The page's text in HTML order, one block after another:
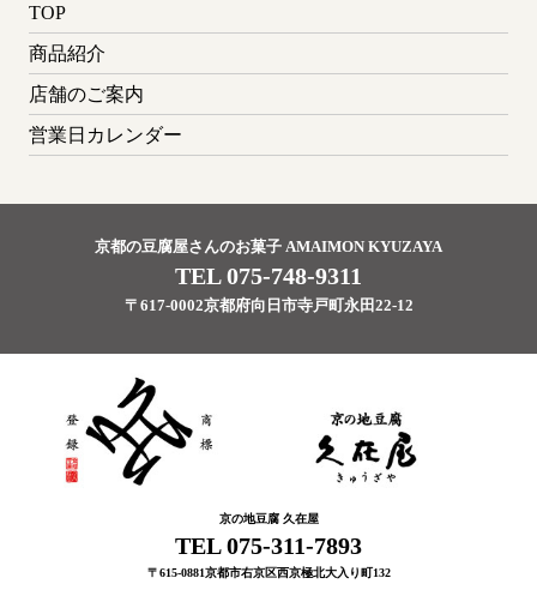
TOP
商品紹介
店舗のご案内
営業日カレンダー
京都の豆腐屋さんのお菓子 AMAIMON KYUZAYA
TEL 075-748-9311
〒617-0002京都府向日市寺戸町永田22-12
京の地豆腐 久在屋
TEL 075-311-7893
〒615-0881京都市右京区西京極北大入り町132